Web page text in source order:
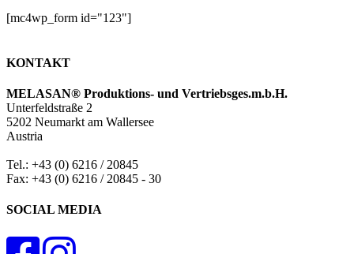
[mc4wp_form id="123"]
KONTAKT
MELASAN® Produktions- und Vertriebsges.m.b.H.
Unterfeldstraße 2
5202 Neumarkt am Wallersee
Austria
Tel.: +43 (0) 6216 / 20845
Fax: +43 (0) 6216 / 20845 - 30
SOCIAL MEDIA